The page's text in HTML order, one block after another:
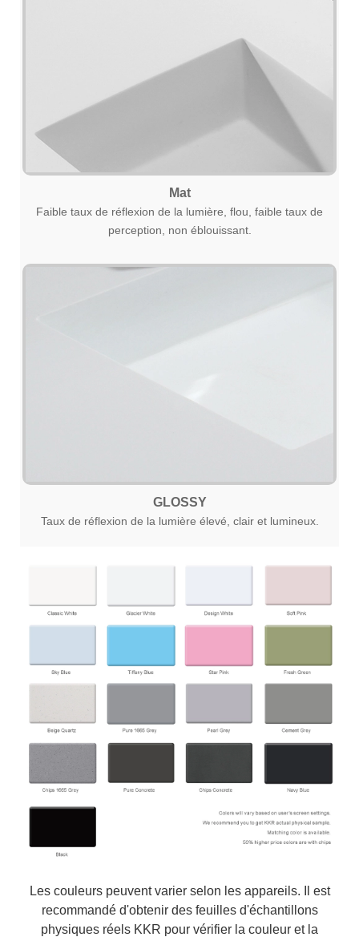
Mat
Faible taux de réflexion de la lumière, flou, faible taux de
perception, non éblouissant.
GLOSSY
Taux de réflexion de la lumière élevé, clair et lumineux.
Les couleurs peuvent varier selon les appareils. Il est
recommandé d'obtenir des feuilles d'échantillons
physiques réels KKR pour vérifier la couleur et la